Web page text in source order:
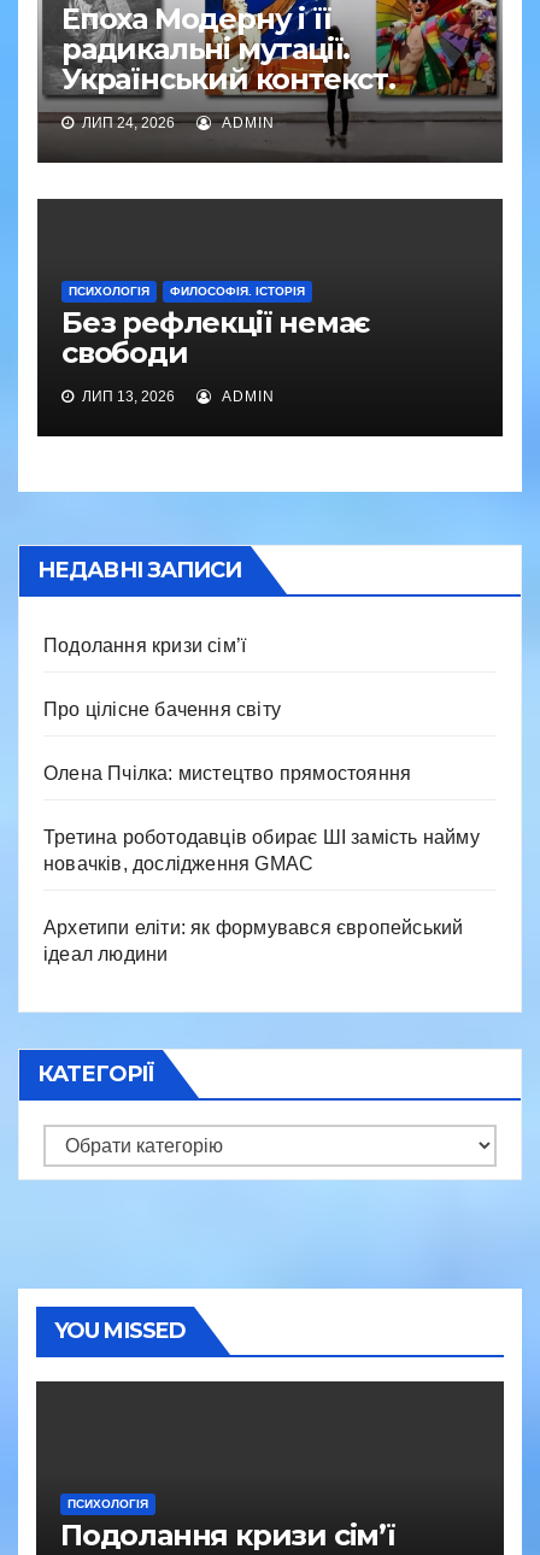
Епоха Модерну і її
радикальні мутації.
Український контекст.
ЛИП 24, 2026 ADMIN
ПСИХОЛОГІЯ ФИЛОСОФІЯ. ІСТОРІЯ
Без рефлекції немає
свободи
ЛИП 13, 2026 ADMIN
НЕДАВНІ ЗАПИСИ
Подолання кризи сім’ї
Про цілісне бачення світу
Олена Пчілка: мистецтво прямостояння
Третина роботодавців обирає ШІ замість найму
новачків, дослідження GMAC
Архетипи еліти: як формувався європейський
ідеал людини
КАТЕГОРІЇ
Категорії
YOU MISSED
ПСИХОЛОГІЯ
Подолання кризи сім’ї